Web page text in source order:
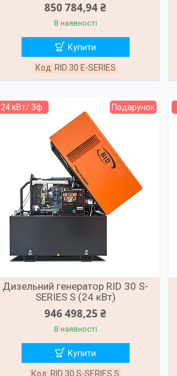
850 784,94 ₴
В наявності
Купити
RID 30 E-SERIES
24 кВт/ 3ф Подарунок
Дизельний генератор RID 30 S-
SERIES S (24 кВт)
946 498,25 ₴
В наявності
Купити
RID 30 S-SERIES S